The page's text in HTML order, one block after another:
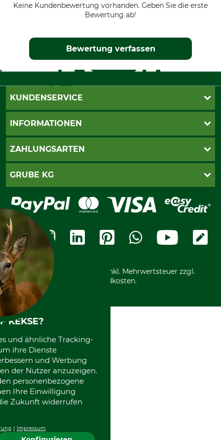
Keine Kundenbewertung vorhanden. Geben Sie die erste
Bewertung ab!
Bewertung verfassen
KUNDENSERVICE
Live-Shopping
Seilwindenprüfung
Cookie-Einstellungen
INFORMATIONEN
AGB
Bestellung widerrufen
Widerrufsbelehrung
Widerrufsformular
Kostenloser Rückversand
Nachhaltigkeit
Entsorgung und Umwelt
Datenschutz Print
ZAHLUNGSARTEN
PayPal
Bankeinzug
Ratenkauf
Rechnung
Vorkasse
GRUBE KG
Leitbild
Karriere
Termine
Ladengeschäft
Motorgeräteshop
Über uns
Community
International
Kooperationen
Alle Preise in Euro und inkl. Mehrwertsteuer zzgl.
Versandkosten.
KEKSE?
und ähnliche Tracking-
ihre Dienste
und Werbung
der Nutzer anzuzeigen.
personenbezogene
Ihre Einwilligung
Zukunft widerrufen
Impressum